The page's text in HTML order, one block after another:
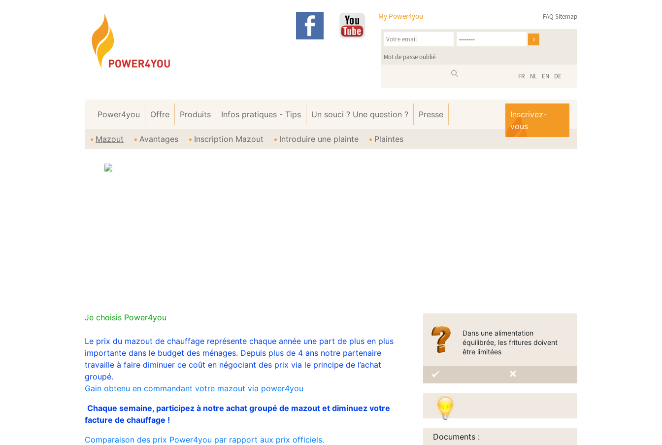
My Power4you FAQ Sitemap
Mot de passe oublié
FR NL EN DE
Power4you Offre Produits Infos pratiques - Tips Un souci ? Une question ?
Inscrivez-
vous
Presse
Mazout Avantages Inscription Mazout Introduire une plainte Plaintes
Je choisis Power4you
Le prix du mazout de chauffage représente chaque année une part de plus en plus
importante dans le budget des ménages. Depuis plus de 4 ans notre partenaire
travaille à faire diminuer ce coût en négociant des prix via le principe de l’achat
groupé.
Gain obtenu en commandant votre mazout via power4you
Chaque semaine, participez à notre achat groupé de mazout et diminuez votre
facture de chauffage !
Comparaison des prix Power4you par rapport aux prix officiels.
Dans une alimentation
équilibrée, les fritures doivent
être limitées
Documents :